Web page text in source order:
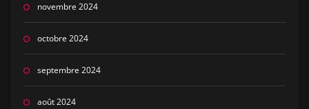
novembre 2024
octobre 2024
septembre 2024
août 2024